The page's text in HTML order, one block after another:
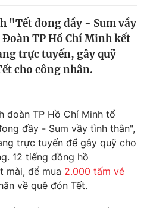
"Tết đong đầy - Sum vầy
TP Hồ Chí Minh kết
trực tuyến, gây quỹ
cho công nhân.
đoàn TP Hồ Chí Minh tổ
đầy - Sum vầy tình thân",
trực tuyến để gây quỹ cho
12 tiếng đồng hồ
mài, để mua 2.000 tấm vé
về quê đón Tết.